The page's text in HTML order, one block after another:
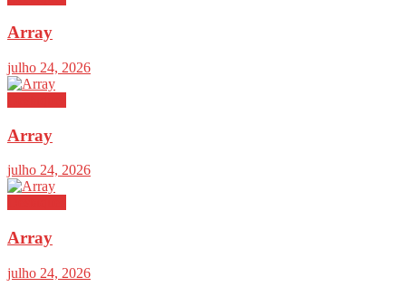
Array
julho 24, 2026
Array
julho 24, 2026
Array
julho 24, 2026